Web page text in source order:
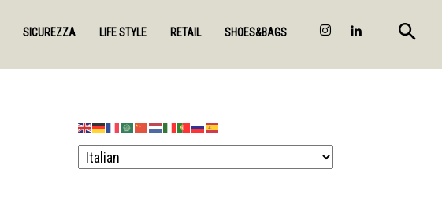
SICUREZZA LIFE STYLE RETAIL SHOES&BAGS